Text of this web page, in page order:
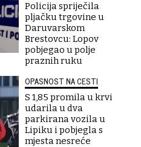
Policija spriječila
pljačku trgovine u
Daruvarskom
Brestovcu: Lopov
pobjegao u polje
praznih ruku
OPASNOST NA CESTI
S 1,85 promila u krvi
udarila u dva
parkirana vozila u
Lipiku i pobjegla s
mjesta nesreće